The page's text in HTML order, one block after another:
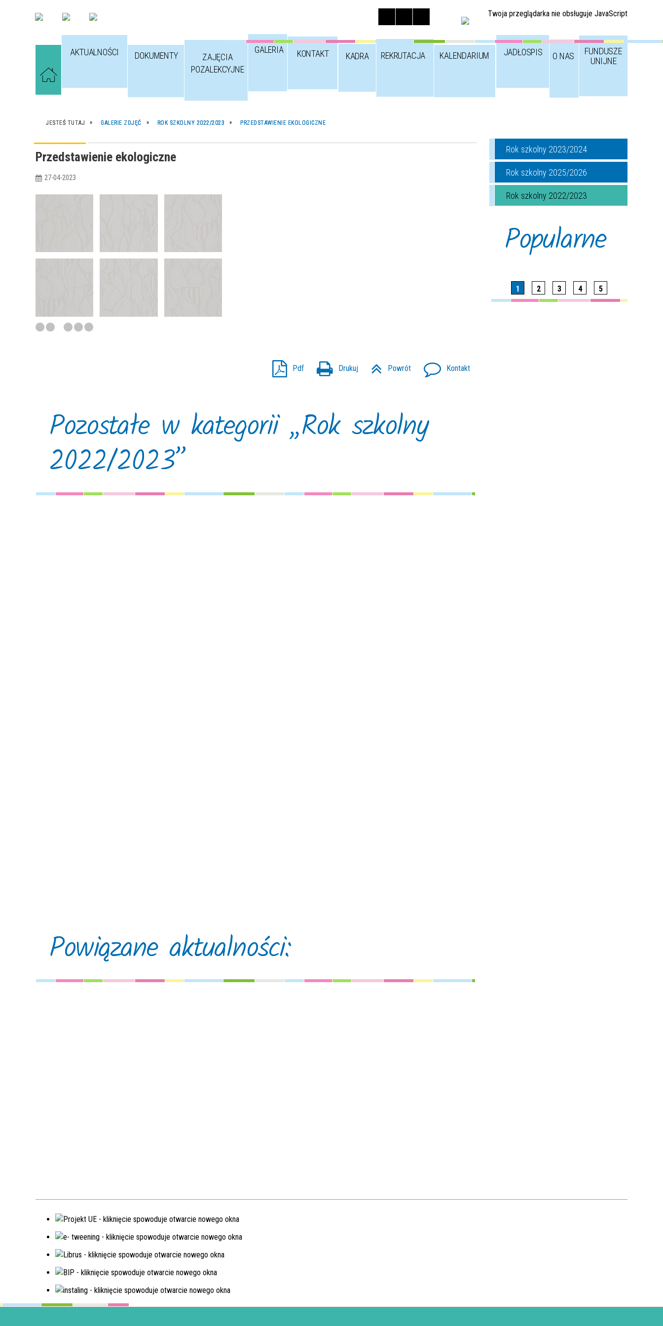
Twoja przeglądarka nie obsługuje JavaScript
AKTUALNOŚCI DOKUMENTY
ZAJĘCIA
POZALEKCYJNE
GALERIA KONTAKT KADRA REKRUTACJA KALENDARIUM JADŁOSPIS O NAS
FUNDUSZE
UNIJNE
JESTEŚ TUTAJ GALERIE ZDJĘĆ ROK SZKOLNY 2022/2023 PRZEDSTAWIENIE EKOLOGICZNE
Przedstawienie ekologiczne
27-04-2023
Pdf Drukuj Powrót Kontakt
Pozostałe w kategorii „Rok szkolny
2022/2023”
Powiązane aktualności:
Rok szkolny 2023/2024
Rok szkolny 2025/2026
Rok szkolny 2022/2023
Popularne
1 2 3 4 5